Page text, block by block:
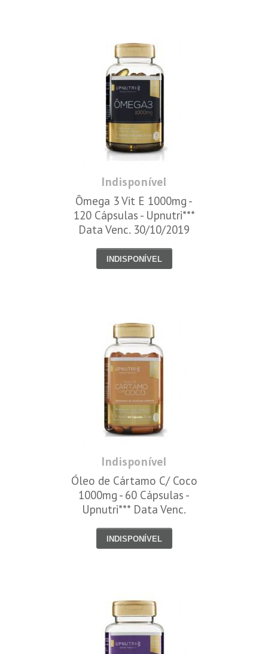
Indisponível
Ômega 3 Vit E 1000mg -
120 Cápsulas - Upnutri***
Data Venc. 30/10/2019
INDISPONÍVEL
Indisponível
Óleo de Cártamo C/ Coco
1000mg - 60 Cápsulas -
Upnutri*** Data Venc.
INDISPONÍVEL